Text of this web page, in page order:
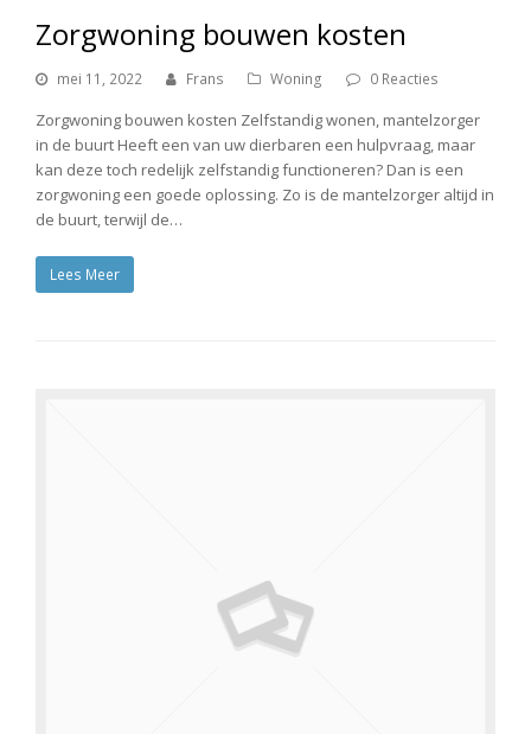
Zorgwoning bouwen kosten
mei 11, 2022 Frans Woning 0 Reacties
Zorgwoning bouwen kosten Zelfstandig wonen, mantelzorger
in de buurt Heeft een van uw dierbaren een hulpvraag, maar
kan deze toch redelijk zelfstandig functioneren? Dan is een
zorgwoning een goede oplossing. Zo is de mantelzorger altijd in
de buurt, terwijl de…
Lees Meer